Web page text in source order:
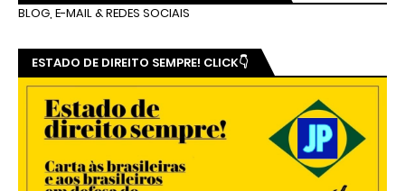
BLOG, E-MAIL & REDES SOCIAIS
ESTADO DE DIREITO SEMPRE! CLICK👇